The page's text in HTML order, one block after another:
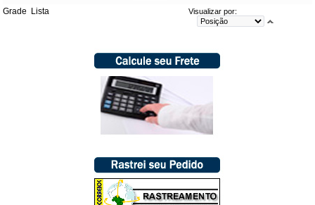
Grade
Lista Visualizar por: